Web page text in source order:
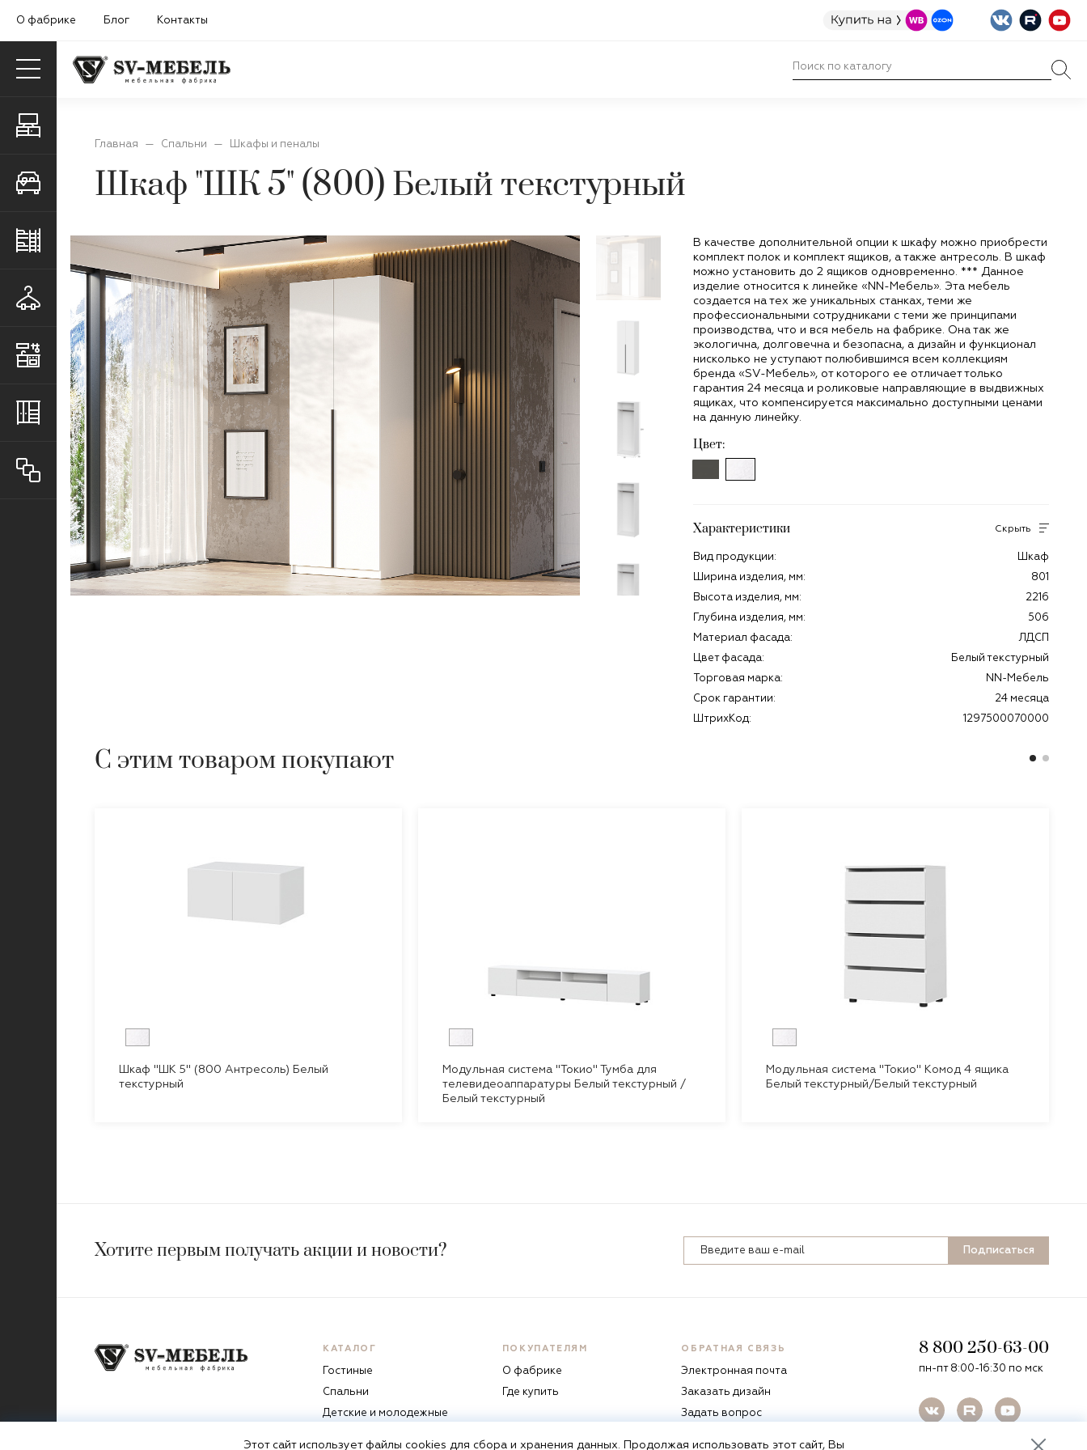
О фабрике Блог Контакты
Детские и молодежные
Прихожие
Кухни
Шкафы
Все товары
Главная — Спальни — Шкафы и пеналы
Шкаф "ШК 5" (800) Белый текстурный
В качестве дополнительной опции к шкафу можно приобрести
комплект полок и комплект ящиков, а также антресоль. В шкаф
можно установить до 2 ящиков одновременно. *** Данное
изделие относится к линейке «NN-Мебель». Эта мебель
создается на тех же уникальных станках, теми же
профессиональными сотрудниками с теми же принципами
производства, что и вся мебель на фабрике. Она так же
экологична, долговечна и безопасна, а дизайн и функционал
нисколько не уступают полюбившимся всем коллекциям
бренда «SV-Мебель», от которого ее отличает только
гарантия 24 месяца и роликовые направляющие в выдвижных
ящиках, что компенсируется максимально доступными ценами
на данную линейку.
Цвет:
Характеристики Скрыть
Вид продукции:
Шкаф
Ширина изделия, мм:
801
Высота изделия, мм:
2216
Глубина изделия, мм:
506
Материал фасада:
ЛДСП
Цвет фасада:
Белый текстурный
Торговая марка:
NN-Мебель
Срок гарантии:
24 месяца
ШтрихКод:
1297500070000
С этим товаром покупают
Шкаф "ШК 5" (800 Антресоль) Белый
текстурный
Модульная система "Токио" Тумба для
телевидеоаппаратуры Белый текстурный /
Белый текстурный
Модульная система "Токио" Комод 4 ящика
Белый текстурный/Белый текстурный
Хотите первым получать акции и новости? Подписаться
КАТАЛОГ
Гостиные
Спальни
Детские и молодежные
ПОКУПАТЕЛЯМ
О фабрике
Где купить
ОБРАТНАЯ СВЯЗЬ
Электронная почта
Заказать дизайн
Задать вопрос
8 800 250-63-00
пн-пт 8:00-16:30 по мск
Этот сайт использует файлы cookies для сбора и хранения данных. Продолжая использовать этот сайт, Вы